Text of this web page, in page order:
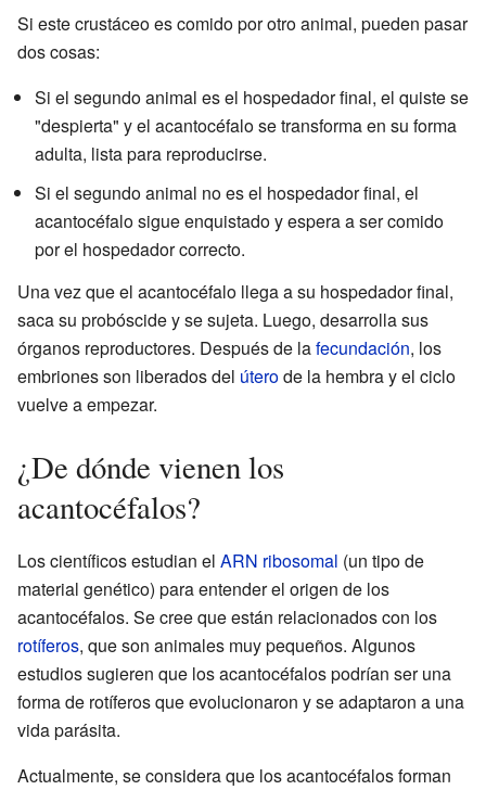
Si este crustáceo es comido por otro animal, pueden pasar
dos cosas:
Si el segundo animal es el hospedador final, el quiste se
"despierta" y el acantocéfalo se transforma en su forma
adulta, lista para reproducirse.
Si el segundo animal no es el hospedador final, el
acantocéfalo sigue enquistado y espera a ser comido
por el hospedador correcto.
Una vez que el acantocéfalo llega a su hospedador final,
saca su probóscide y se sujeta. Luego, desarrolla sus
órganos reproductores. Después de lafecundación, los
embriones son liberados del úterode la hembra y el ciclo
vuelve a empezar.
¿De dónde vienen los
acantocéfalos?
Los científicos estudian el ARN ribosomal (un tipo de
material genético) para entender el origen de los
acantocéfalos. Se cree que están relacionados con los
rotíferos, que son animales muy pequeños. Algunos
estudios sugieren que los acantocéfalos podrían ser una
forma de rotíferos que evolucionaron y se adaptaron a una
vida parásita.
Actualmente, se considera que los acantocéfalos forman